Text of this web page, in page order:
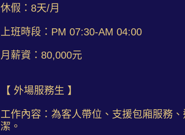
休假：8天/月
上班時段：PM 07:30-AM 04:00
月薪資：80,000元
【 外場服務生 】
工作內容：為客人帶位、支援包廂服務
潔。